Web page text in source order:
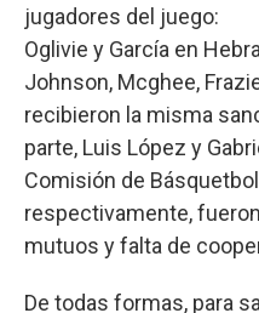
jugadores del juego:
Oglivie y García en
Johnson, Mcghee,
recibieron la misma
parte, Luis López y
Comisión de
respectivamente,
mutuos y falta de
De todas formas, para